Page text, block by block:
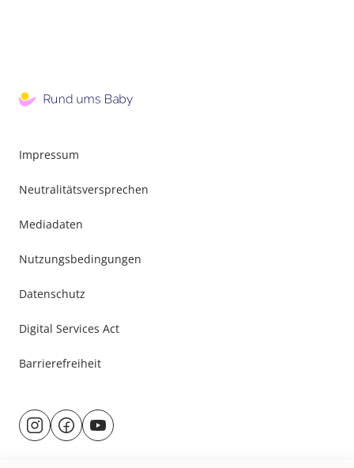
Impressum
Neutralitätsversprechen
Mediadaten
Nutzungsbedingungen
Datenschutz
Digital Services Act
Barrierefreiheit
Besuche
uns@rund.ums.baby
facebook.com/rundumsbaby.de
youtube.com/@rundumsbaby_